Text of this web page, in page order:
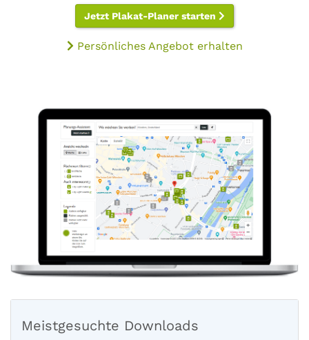
Jetzt Plakat-Planer starten
Persönliches Angebot erhalten
Meistgesuchte Downloads